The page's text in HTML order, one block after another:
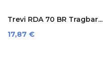
Trevi RDA 70 BR Tragbar...
Preis
17,87 €